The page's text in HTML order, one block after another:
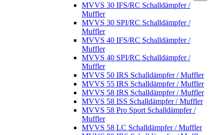
MVVS 30 IFS/RC Schalldämpfer /
Muffler
MVVS 30 SPI/RC Schalldämpfer /
Muffler
MVVS 40 IFS/RC Schalldämpfer /
Muffler
MVVS 40 SPI/RC Schalldämpfer /
Muffler
MVVS 50 IRS Schalldämpfer / Muffler
MVVS 55 IRS Schalldämpfer / Muffler
MVVS 58 IRS Schalldämpfer / Muffler
MVVS 58 ISS Schalldämpfer / Muffler
MVVS 58 Pro Sport Schalldämpfer /
Muffler
MVVS 58 LC Schalldämpfer / Muffler